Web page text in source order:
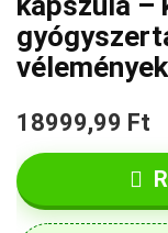
vélemények
18999,99 Ft